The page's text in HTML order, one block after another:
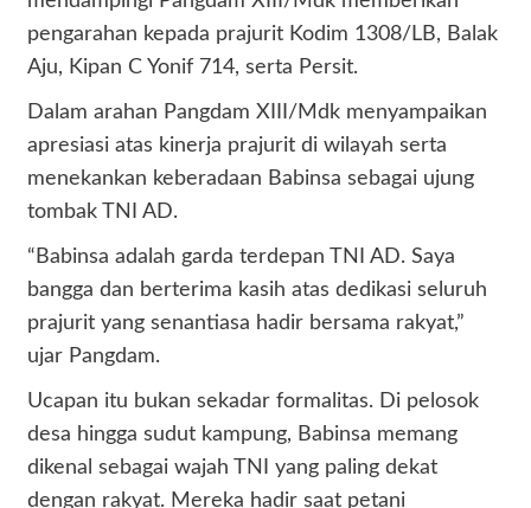
pengarahan kepada prajurit Kodim 1308/LB, Balak
Aju, Kipan C Yonif 714, serta Persit.
Dalam arahan Pangdam XIII/Mdk menyampaikan
apresiasi atas kinerja prajurit di wilayah serta
menekankan keberadaan Babinsa sebagai ujung
tombak TNI AD.
“Babinsa adalah garda terdepan TNI AD. Saya
bangga dan berterima kasih atas dedikasi seluruh
prajurit yang senantiasa hadir bersama rakyat,”
ujar Pangdam.
Ucapan itu bukan sekadar formalitas. Di pelosok
desa hingga sudut kampung, Babinsa memang
dikenal sebagai wajah TNI yang paling dekat
dengan rakyat. Mereka hadir saat petani